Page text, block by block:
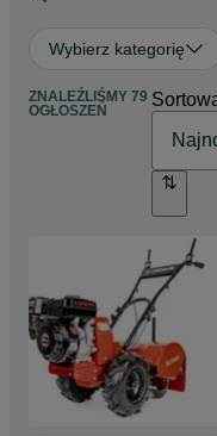
Wybierz kategorię
ZNALEŹLIŚMY 79
OGŁOSZEŃ